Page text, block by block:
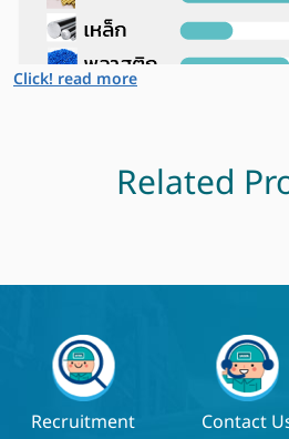
Click! read more
Related
Recruitment Contact